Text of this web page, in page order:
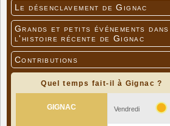
Le désenclavement de Gignac
Grands et petits événements dans
l'histoire récente de Gignac
Contributions
Quel temps fait-il à Gignac ?